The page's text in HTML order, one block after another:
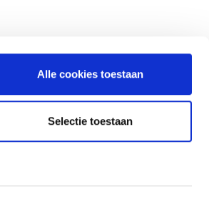
Alle cookies toestaan
Selectie toestaan
17